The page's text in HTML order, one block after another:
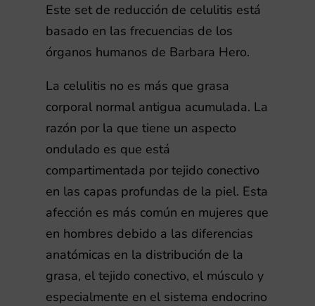
Este set de reducción de celulitis está
basado en las frecuencias de los
órganos humanos de Barbara Hero.
La celulitis no es más que grasa
corporal normal antigua acumulada. La
razón por la que tiene un aspecto
ondulado es que está
compartimentada por tejido conectivo
en las capas profundas de la piel. Esta
afección es más común en mujeres que
en hombres debido a las diferencias
anatómicas en la distribución de la
grasa, el tejido conectivo, el músculo y
especialmente en el sistema endocrino